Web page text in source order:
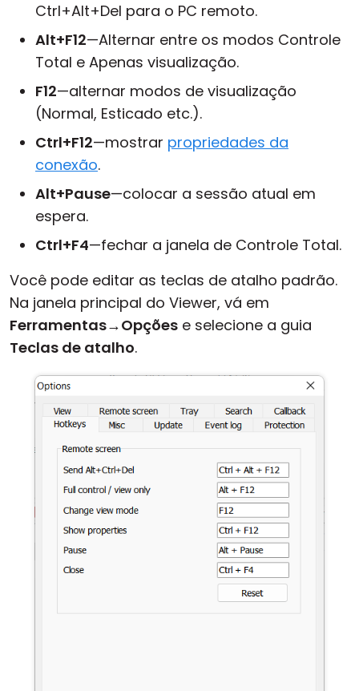
Ctrl+Alt+Del para o PC remoto.
Alt+F12—Alternar entre os modos Controle
Total e Apenas visualização.
F12—alternar modos de visualização
(Normal, Esticado etc.).
Ctrl+F12—mostrar propriedades da
conexão.
Alt+Pause—colocar a sessão atual em
espera.
Ctrl+F4—fechar a janela de Controle Total.
Você pode editar as teclas de atalho padrão.
Na janela principal do Viewer, vá em
Ferramentas→Opções e selecione a guia
Teclas de atalho.